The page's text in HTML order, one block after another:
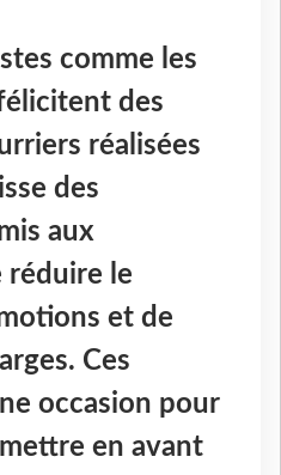
comme les
des
réalisées
des
aux
réduire le
et de
Ces
occasion pour
en avant